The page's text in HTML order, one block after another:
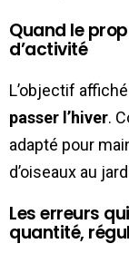
Quand le
d’activité
L’objectif affiché
passer l’hiver.
adapté pour
d’oiseaux au
Les erreurs
quantité,